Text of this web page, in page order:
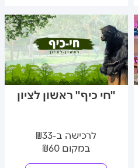
"חי כיף" ראשון לציון
לרכישה ב-₪33
במקום ₪60